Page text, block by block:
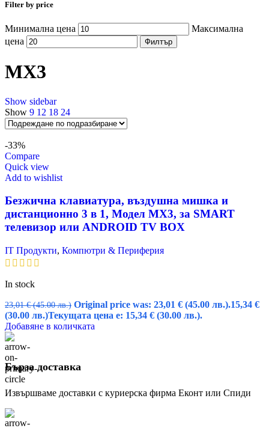
Filter by price
Минимална цена
Максимална
цена
Филтър
MX3
Show sidebar
Show 9 12 18 24
-33%
Compare
Quick view
Add to wishlist
Безжична клавиатура, въздушна мишка и
дистанционно 3 в 1, Модел MX3, за SMART
телевизор или ANDROID TV BOX
IT Продукти, Компютри & Периферия
In stock
23,01€ (45.00 лв.) Original price was: 23,01 € (45.00 лв.).15,34 €
(30.00 лв.)Текущата цена е: 15,34 € (30.00 лв.).
Добавяне в количката
Бърза доставка
Извършваме доставки с куриерска фирма Еконт или Спиди